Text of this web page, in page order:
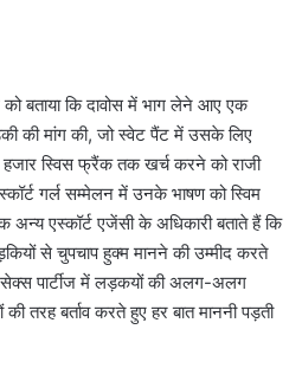
बताया कि दावोस में भाग लेने आए एक
की मांग की, जो स्वेट पैंट में उसके लिए
स्विस फ्रैंक तक खर्च करने को राजी
गर्ल सम्मेलन में उनके भाषण को स्विम
एस्कॉर्ट एजेंसी के अधिकारी बताते हैं कि
से चुपचाप हुक्म मानने की उम्मीद करते
पार्टीज में लड़कयों की अलग-अलग
तरह बर्ताव करते हुए हर बात माननी पड़ती